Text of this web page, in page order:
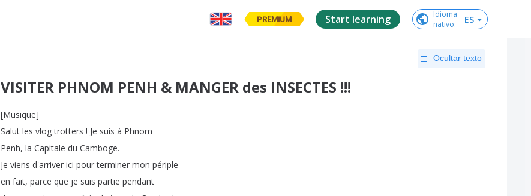
PREMIUM Start learning
Idioma
nativo: ES
Ocultar texto
VISITER PHNOM PENH & MANGER des INSECTES !!!
[Musique]
Salut les vlog trotters ! Je suis à Phnom
Penh, la Capitale du Camboge.
Je viens d'arriver ici pour terminer mon périple
en fait, parce que je suis partie pendant